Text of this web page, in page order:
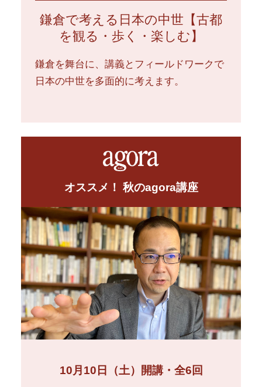
鎌倉で考える日本の中世【古都
を観る・歩く・楽しむ】
鎌倉を舞台に、講義とフィールドワークで
日本の中世を多面的に考えます。
オススメ！ 秋のagora講座
10月10日（土）開講・全6回